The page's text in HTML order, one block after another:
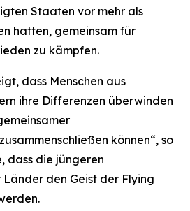
Staaten vor mehr als
hatten, gemeinsam für
zu kämpfen.
dass Menschen aus
ihre Differenzen überwinden
können“, so
dass die jüngeren
den Geist der Flying